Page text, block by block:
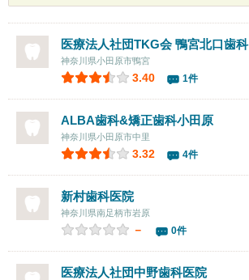
医療法人社団TKG会 鴨宮北口歯科
神奈川県小田原市鴨宮
3.40 1件
ALBA歯科&矯正歯科小田原
神奈川県小田原市中里
3.32 4件
新村歯科医院
神奈川県南足柄市岩原
－ 0件
医療法人社団中野歯科医院